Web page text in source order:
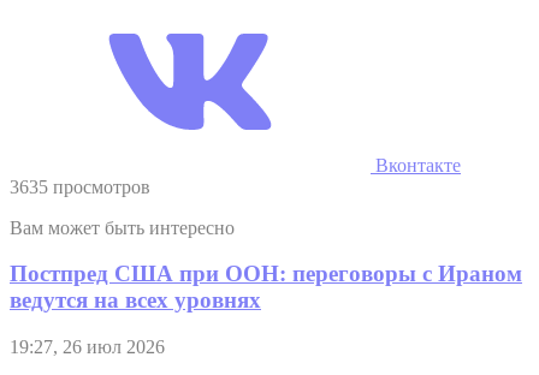
Вконтакте
3635 просмотров
Вам может быть интересно
Постпред США при ООН: переговоры с Ираном
ведутся на всех уровнях
19:27, 26 июл 2026